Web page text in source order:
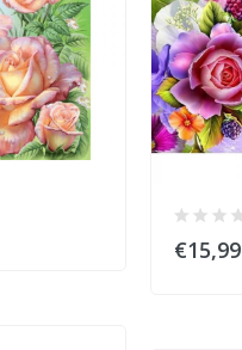
€15,99